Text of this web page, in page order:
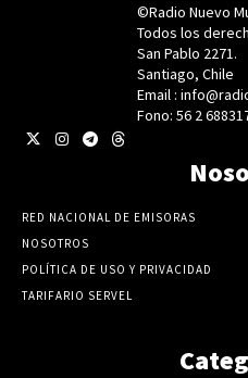
©Radio Nuevo
Todos los
San Pablo 2271.
Santiago, Chile
Email :
Fono: 56 2
RED NACIONAL DE EMISORAS
NOSOTROS
POLÍTICA DE USO Y PRIVACIDAD
TARIFARIO SERVEL